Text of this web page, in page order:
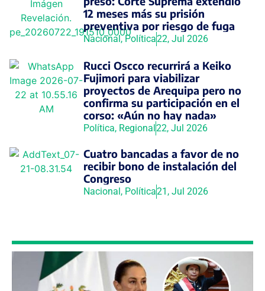
12 meses más su prisión
preventiva por riesgo de fuga
Nacional,Política22, Jul 2026
Rucci Oscco recurrirá a Keiko
Fujimori para viabilizar
proyectos de Arequipa pero no
confirma su participación en el
corso: «Aún no hay nada»
Política, Regional22, Jul 2026
Cuatro bancadas a favor de no
recibir bono de instalación del
Congreso
Nacional, Política21, Jul 2026